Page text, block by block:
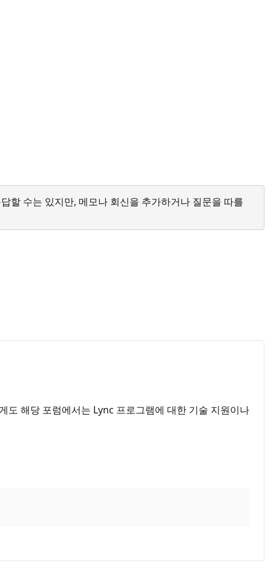
할 수는 있지만, 메모나 회신을 추가하거나 질문을 따를
해당 포럼에서는 Lync 프로그램에 대한 기술 지원이나